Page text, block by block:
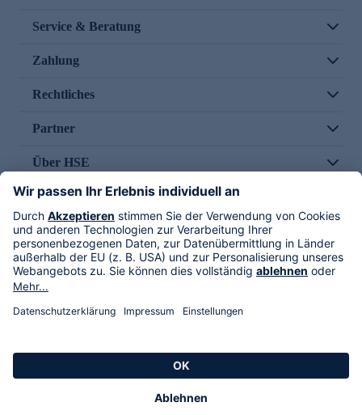
Service & Beratung
Zahlung
Rechtliches
Partner
Über HSE
Im TV
HSE International